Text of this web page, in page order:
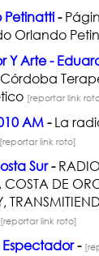
Petinatti-
Orlando
Y Arte -
[reportar link
AM-La
[reportar link roto]
Sur-
COSTA DE
[reportar link roto]
Espectador-